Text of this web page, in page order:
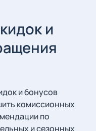
и
и бонусов
комиссионных
по
и сезонных